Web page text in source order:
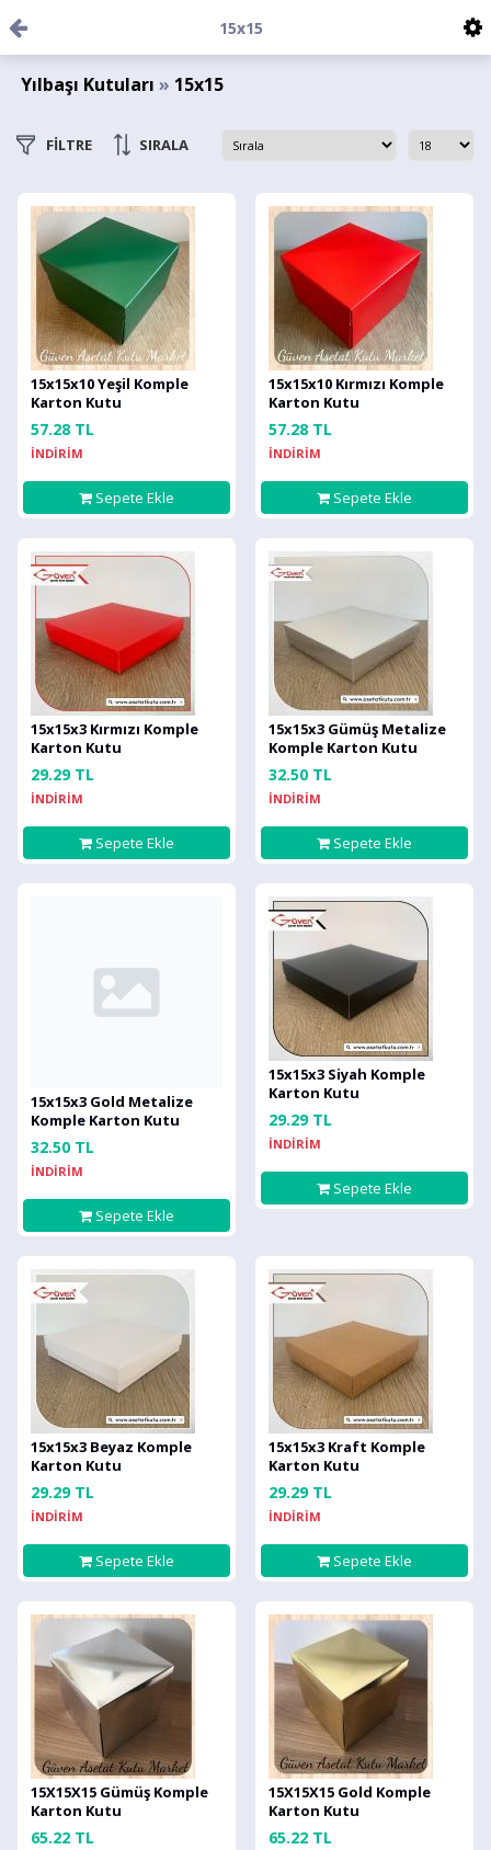
15x15
Yılbaşı Kutuları » 15x15
FİLTRE SIRALA
15x15x10 Yeşil Komple
Karton Kutu
57.28 TL
İNDİRİM
Sepete Ekle
15x15x10 Kırmızı Komple
Karton Kutu
57.28 TL
İNDİRİM
Sepete Ekle
15x15x3 Kırmızı Komple
Karton Kutu
29.29 TL
İNDİRİM
Sepete Ekle
15x15x3 Gümüş Metalize
Komple Karton Kutu
32.50 TL
İNDİRİM
Sepete Ekle
15x15x3 Gold Metalize
Komple Karton Kutu
32.50 TL
İNDİRİM
Sepete Ekle
15x15x3 Siyah Komple
Karton Kutu
29.29 TL
İNDİRİM
Sepete Ekle
15x15x3 Beyaz Komple
Karton Kutu
29.29 TL
İNDİRİM
Sepete Ekle
15x15x3 Kraft Komple
Karton Kutu
29.29 TL
İNDİRİM
Sepete Ekle
15X15X15 Gümüş Komple
Karton Kutu
65.22 TL
15X15X15 Gold Komple
Karton Kutu
65.22 TL